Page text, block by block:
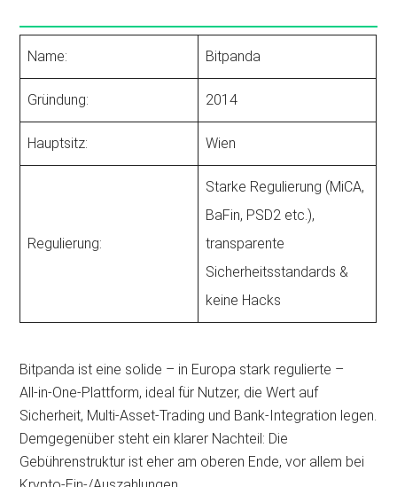
Name: Bitpanda
Gründung: 2014
Hauptsitz: Wien
Regulierung:
Starke Regulierung (MiCA,
BaFin, PSD2 etc.),
transparente
Sicherheitsstandards &
keine Hacks
Bitpanda ist eine solide – in Europa stark regulierte –
All‑in‑One‑Plattform, ideal für Nutzer, die Wert auf
Sicherheit, Multi‑Asset‑Trading und Bank‑Integration legen.
Demgegenüber steht ein klarer Nachteil: Die
Gebührenstruktur ist eher am oberen Ende, vor allem bei